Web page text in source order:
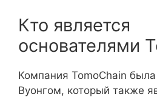
Кто является
основателями
Компания TomoChain
Вуонгом, который также